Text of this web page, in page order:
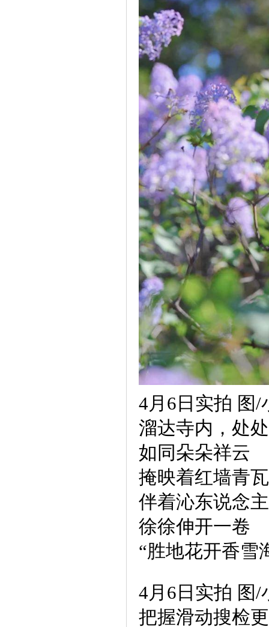
4月6日实拍 图/
溜达寺内，处
如同朵朵祥云
掩映着红墙青瓦
伴着沁东说念
徐徐伸开一卷
“胜地花开香雪
4月6日实拍 图/
把握滑动搜检